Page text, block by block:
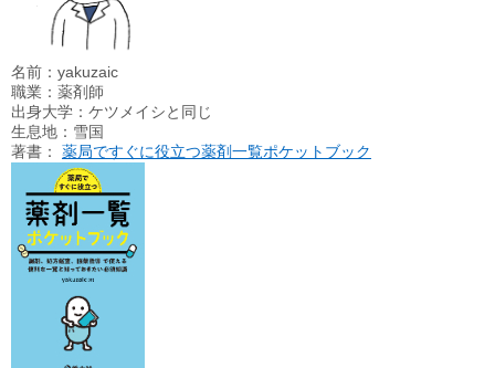
名前：yakuzaic
職業：薬剤師
出身大学：ケツメイシと同じ
生息地：雪国
著書： 薬局ですぐに役立つ薬剤一覧ポケットブック